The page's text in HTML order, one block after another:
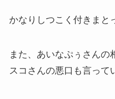
かなりしつこく付きまと
また、あいなぷぅさんの
スコさんの悪口も言って